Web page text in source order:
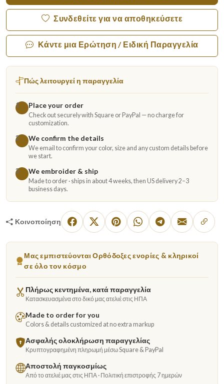
Συνδεθείτε για να αποθηκεύσετε
Κάντε μια Ερώτηση / Ειδική Παραγγελία
Πώς λειτουργεί η παραγγελία
1 Place your order
Check out securely with Square or PayPal — no charge for
customization.
2
We confirm the details
We email to confirm your color, size and any custom details before
we start.
3
We embroider & ship
Made to order · ships in about 4 weeks, then US delivery 2–3
business days.
Κοινοποίηση
Μας εμπιστεύονται Ορθόδοξες ενορίες & κληρικοί
σε όλο τον κόσμο
Πλήρως κεντημένα, κατά παραγγελία
Κατασκευασμένα στο δικό μας ατελιέ στις ΗΠΑ
Made to order for you
Colors & details customized at no extra markup
Ασφαλής ολοκλήρωση παραγγελίας
Κρυπτογραφημένη πληρωμή μέσω Square & PayPal
Αποστολή παγκοσμίως
Από το ατελιέ μας στις ΗΠΑ · Πολιτική επιστροφής 7 ημερών